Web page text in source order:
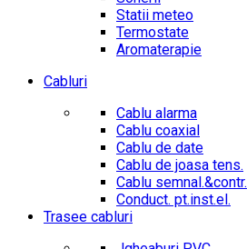
Statii meteo
Termostate
Aromaterapie
Cabluri
Cablu alarma
Cablu coaxial
Cablu de date
Cablu de joasa tens.
Cablu semnal.&contr.
Conduct. pt.inst.el.
Trasee cabluri